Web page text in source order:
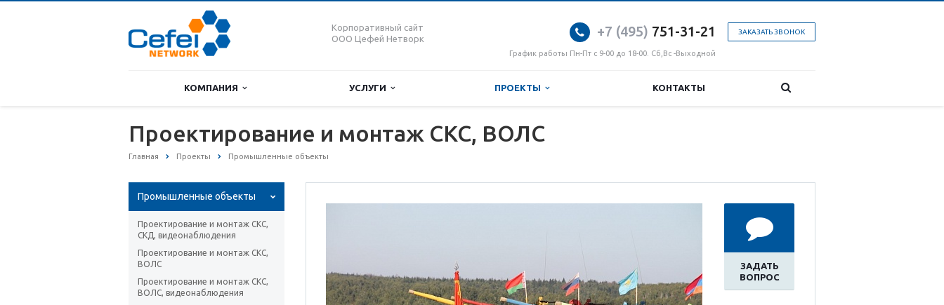
Корпоративный сайт
ООО Цефей Нетворк
ЗАКАЗАТЬ ЗВОНОК
+7 (495) 751-31-21
График работы Пн-Пт с 9-00 до 18-00. Сб,Вс -Выходной
КОМПАНИЯ УСЛУГИ ПРОЕКТЫ КОНТАКТЫ
Проектирование и монтаж СКС, ВОЛС
Главная Проекты Промышленные объекты
Промышленные объекты
Проектирование и монтаж СКС,
СКД, видеонаблюдения
Проектирование и монтаж СКС,
ВОЛС
Проектирование и монтаж СКС,
ВОЛС, видеонаблюдения
ЗАДАТЬ
ВОПРОС